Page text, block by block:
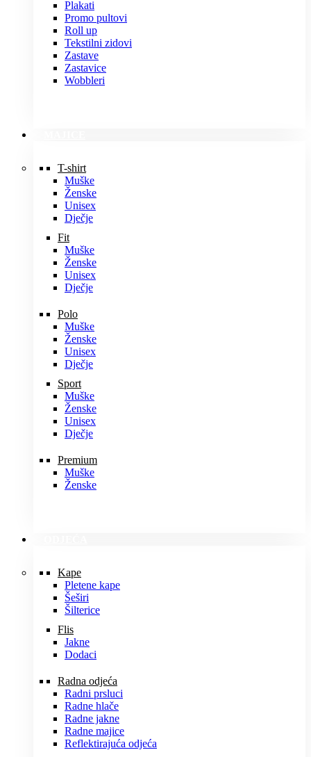
Plakati
Promo pultovi
Roll up
Tekstilni zidovi
Zastave
Zastavice
Wobbleri
T-shirt
Muške
Ženske
Unisex
Dječje
Fit
Muške
Ženske
Unisex
Dječje
Polo
Muške
Ženske
Unisex
Dječje
Sport
Muške
Ženske
Unisex
Dječje
Premium
Muške
Ženske
Kape
Pletene kape
Šeširi
Šilterice
Flis
Jakne
Dodaci
Radna odjeća
Radni prsluci
Radne hlače
Radne jakne
Radne majice
Reflektirajuća odjeća